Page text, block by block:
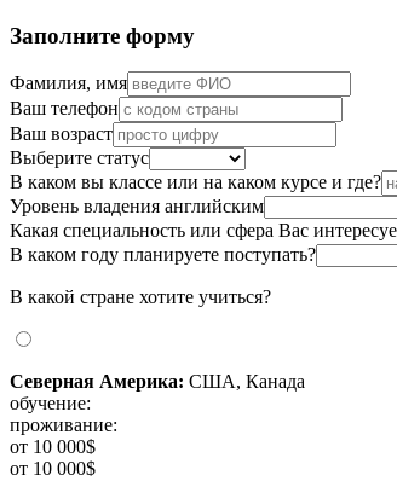
Заполните форму
Фамилия, имя
Ваш телефон
Ваш возраст
Выберите статус
В каком вы классе или на каком курсе и где?
Уровень владения английским
Какая специальность или сфера Вас
В каком году планируете поступать?
В какой стране хотите учиться?
Северная Америка: США, Канада
обучение:
проживание:
от 10 000$
от 10 000$